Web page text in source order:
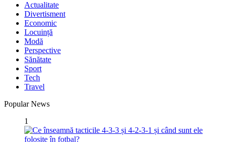
Actualitate
Divertisment
Economic
Locuință
Modă
Perspective
Sănătate
Sport
Tech
Travel
Popular News
1